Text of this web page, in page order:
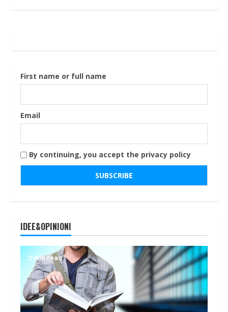
First name or full name
Email
By continuing, you accept the privacy policy
IDEE&OPINIONI
2 min read